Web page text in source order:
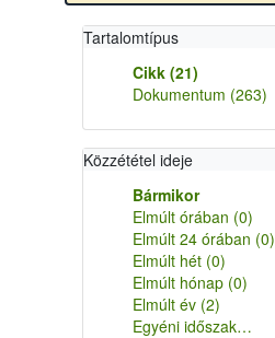
Tartalomtípus
Cikk (21)
Dokumentum (263)
Közzététel ideje
Bármikor
Elmúlt órában (0)
Elmúlt 24 órában (0)
Elmúlt hét (0)
Elmúlt hónap (0)
Elmúlt év (2)
Egyéni időszak…